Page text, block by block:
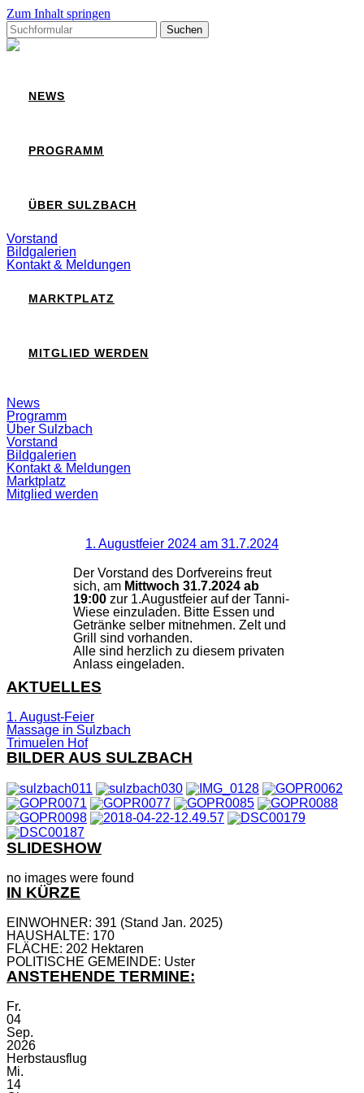
Zum Inhalt springen
Suchen
nach:
Sulzbach
NEWS
PROGRAMM
ÜBER SULZBACH
Vorstand
Bildgalerien
Kontakt & Meldungen
MARKTPLATZ
MITGLIED WERDEN
Suchfeld
ein-/ausblenden
News
Programm
Über Sulzbach
Vorstand
Bildgalerien
Kontakt & Meldungen
Marktplatz
Mitglied werden
1. Augustfeier 2024 am 31.7.2024
Der Vorstand des Dorfvereins freut
sich, am Mittwoch 31.7.2024 ab
19:00zur 1.Augustfeier auf der Tanni-
Wiese einzuladen. Bitte Essen und
Getränke selber mitnehmen. Zelt und
Grill sind vorhanden.
Alle sind herzlich zu diesem privaten
Anlass eingeladen.
AKTUELLES
1. August-Feier
Massage in Sulzbach
Trimuelen Hof
BILDER AUS SULZBACH
SLIDESHOW
no images were found
IN KÜRZE
EINWOHNER: 391 (Stand Jan. 2025)
HAUSHALTE: 170
FLÄCHE: 202 Hektaren
POLITISCHE GEMEINDE: Uster
ANSTEHENDE TERMINE:
Fr.
04
Sep.
2026
Herbstausflug
Mi.
14